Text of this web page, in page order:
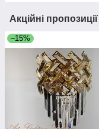
Акційні
–15%